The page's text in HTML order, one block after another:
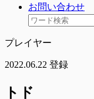
お問い合わせ
プレイヤー
2022.06.22 登録
トド